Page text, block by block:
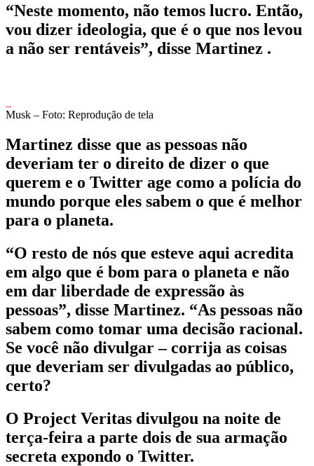
“Neste momento, não temos lucro. Então,
vou dizer ideologia, que é o que nos levou
a não ser rentáveis”, disse Martinez .
Musk – Foto: Reprodução de tela
Martinez disse que as pessoas não
deveriam ter o direito de dizer o que
querem e o Twitter age como a polícia do
mundo porque eles sabem o que é melhor
para o planeta.
“O resto de nós que esteve aqui acredita
em algo que é bom para o planeta e não
em dar liberdade de expressão às
pessoas”, disse Martinez. “As pessoas não
sabem como tomar uma decisão racional.
Se você não divulgar – corrija as coisas
que deveriam ser divulgadas ao público,
certo?
O Project Veritas divulgou na noite de
terça-feira a parte dois de sua armação
secreta expondo o Twitter.